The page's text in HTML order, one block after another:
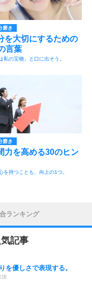
磨き
を大切にするための
言葉
私の宝物」と口に出そう。
磨き
力を高める30のヒン
を持つことも、向上の1つ。
ランキング
気記事
を優しさで表現する。
法